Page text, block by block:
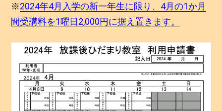
※2024年4月入学の新一年生に限り、4月の1か月
間受講料を1曜日2,000円に据え置きます。